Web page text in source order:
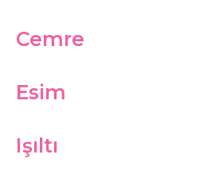
Cemre
Esim
Işıltı